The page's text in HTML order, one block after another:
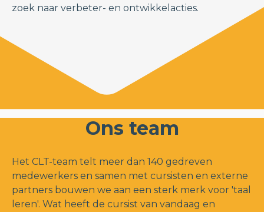
zoek naar verbeter- en ontwikkelacties.
Ons team
Het CLT-team telt meer dan 140 gedreven
medewerkers en samen met cursisten en externe
partners bouwen we aan een sterk merk voor 'taal
leren'. Wat heeft de cursist van vandaag en